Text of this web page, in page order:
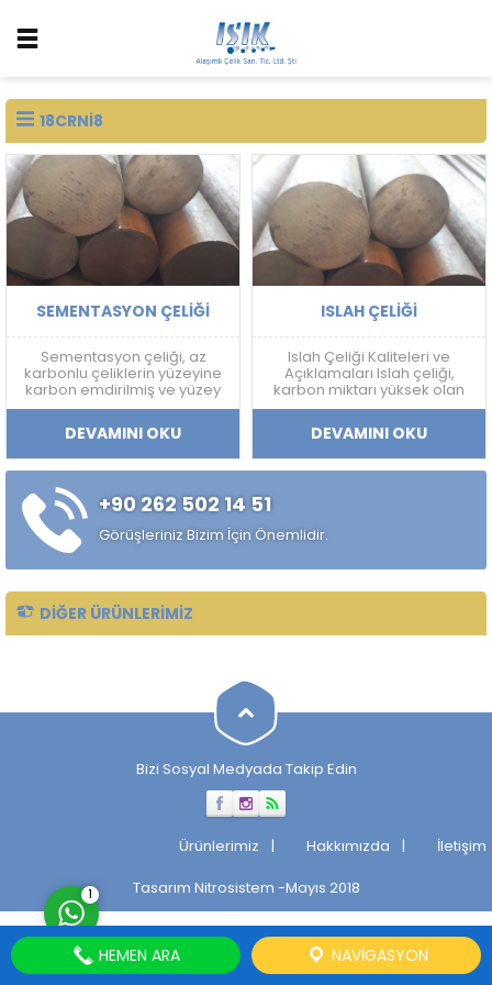
18CRNI8
SEMENTASYON ÇELIĞI
Sementasyon çeliği, az
karbonlu çeliklerin yüzeyine
karbon emdirilmiş ve yüzey
sertliği arttırılmış bir çelik
türüdür.
DEVAMINI OKU
ISLAH ÇELIĞI
Islah Çeliği Kaliteleri ve
Açıklamaları Islah çeliği,
karbon miktarı yüksek olan
ve sertleştirme işlemine
uygun olan çeliklerdir. Islah
çeliği, farklı alaşım
elementleri ile birleştirilerek
çeşitli kalitelerde üretilir. Bu
kabiliyetini etkiler....
DEVAMINI OKU
+90 262 502 14 51
Görüşleriniz Bizim İçin Önemlidir.
DIĞER ÜRÜNLERIMIZ
Bizi Sosyal Medyada Takip Edin
Ürünlerimiz Hakkımızda
İletişim
Tasarım Nitrosistem -Mayıs 2018
Cevap Yaz
1
HEMEN ARA NAVIGASYON